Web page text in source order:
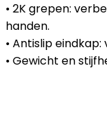
• 2K grepen:
handen.
• Antislip
• Gewicht en